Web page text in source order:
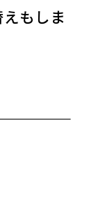
もしま